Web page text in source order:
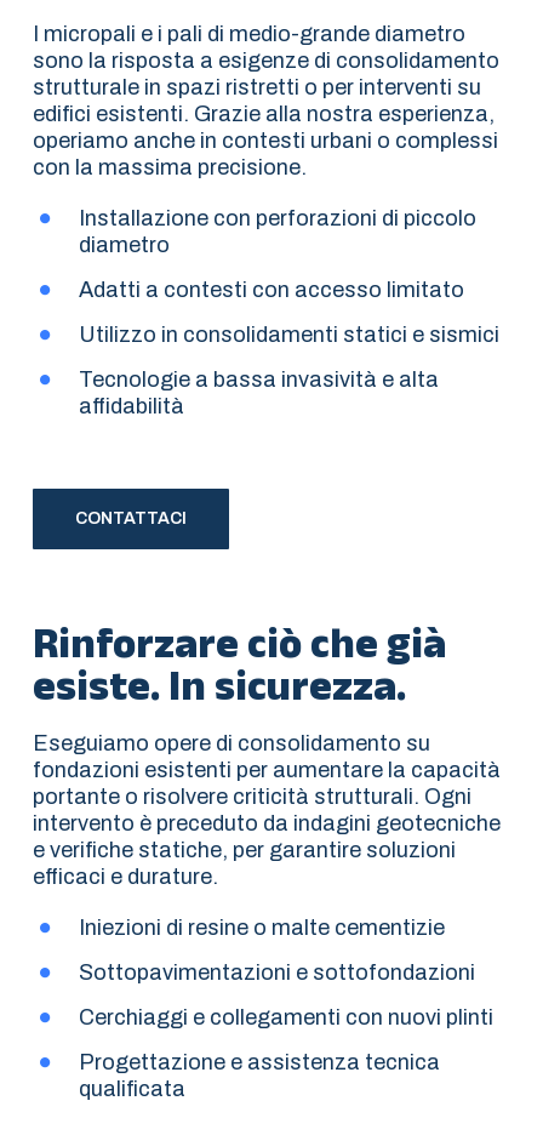
I micropali e i pali di medio-grande diametro
sono la risposta a esigenze di consolidamento
strutturale in spazi ristretti o per interventi su
edifici esistenti. Grazie alla nostra esperienza,
operiamo anche in contesti urbani o complessi
con la massima precisione.
Installazione con perforazioni di piccolo
diametro
Adatti a contesti con accesso limitato
Utilizzo in consolidamenti statici e sismici
Tecnologie a bassa invasività e alta
affidabilità
CONTATTACI
Rinforzare ciò che già
esiste. In sicurezza.
Eseguiamo opere di consolidamento su
fondazioni esistenti per aumentare la capacità
portante o risolvere criticità strutturali. Ogni
intervento è preceduto da indagini geotecniche
e verifiche statiche, per garantire soluzioni
efficaci e durature.
Iniezioni di resine o malte cementizie
Sottopavimentazioni e sottofondazioni
Cerchiaggi e collegamenti con nuovi plinti
Progettazione e assistenza tecnica
qualificata